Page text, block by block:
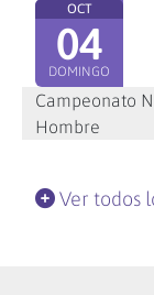
OCT
04
DOMINGO
Campeonato
Hombre
Ver todos